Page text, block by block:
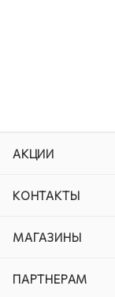
АКЦИИ
КОНТАКТЫ
МАГАЗИНЫ
ПАРТНЕРАМ